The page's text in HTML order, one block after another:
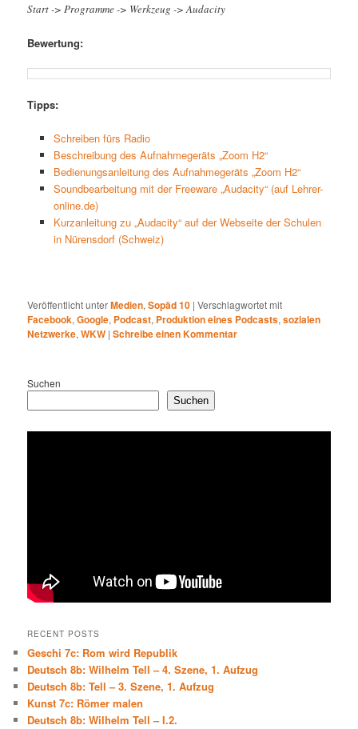
Start -> Programme -> Werkzeug -> Audacity
Bewertung:
Tipps:
Schreiben fürs Radio
Beschreibung des Aufnahmegeräts „Zoom H2“
Bedienungsanleitung des Aufnahmegeräts „Zoom H2“
Soundbearbeitung mit der Freeware „Audacity“ (auf Lehrer-
online.de)
Kurzanleitung zu „Audacity“ auf der Webseite der Schulen
in Nürensdorf (Schweiz)
Veröffentlicht unterMedien,Sopäd 10 |Verschlagwortet mit
Facebook,Google, Podcast, Produktion eines Podcasts,sozialen
Netzwerke,WKW |Schreibe einen Kommentar
Suchen
Suchen
RECENT POSTS
Geschi 7c: Rom wird Republik
Deutsch 8b: Wilhelm Tell – 4. Szene, 1. Aufzug
Deutsch 8b: Tell – 3. Szene, 1. Aufzug
Kunst 7c: Römer malen
Deutsch 8b: Wilhelm Tell – I.2.